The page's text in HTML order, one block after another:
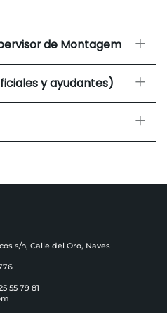
de Montagem
y ayudantes)
s/n, Calle del Oro, Naves
55 79 81